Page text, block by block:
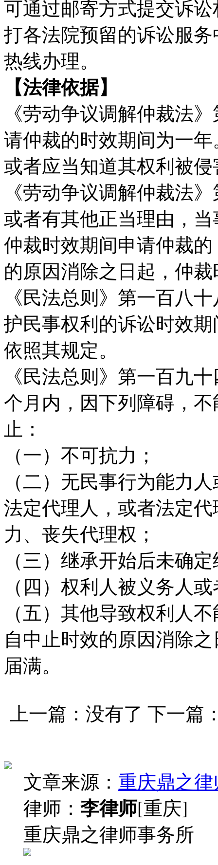
可通过邮寄方式提交诉
打各法院预留的诉讼服
热线办理。
【法律依据】
《劳动争议调解仲裁法
请仲裁的时效期间为一
或者应当知道其权利被
《劳动争议调解仲裁法
或者有其他正当理由，
仲裁时效期间申请仲裁
的原因消除之日起，仲
《民法总则》第一百八
护民事权利的诉讼时效
依照其规定。
《民法总则》第一百九
个月内，因下列障碍，
止：
（一）不可抗力；
（二）无民事行为能力
法定代理人，或者法定
力、丧失代理权；
（三）继承开始后未确
（四）权利人被义务人
（五）其他导致权利人
自中止时效的原因消除
届满。
上一篇：没有了 下一篇
文章来源： 重庆鼎之
律师： 李律师[重庆]
重庆鼎之律师事务所